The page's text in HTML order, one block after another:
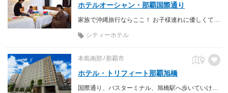
ホテルオーシャン・那覇国際通り
シティーホテル
本島南部 那覇市
ホテル・トリフィート那覇旭橋